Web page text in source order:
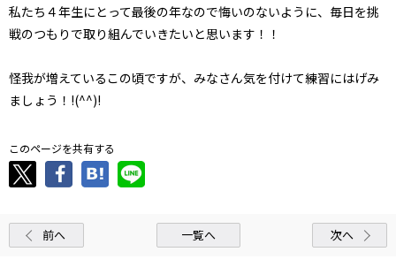
私たち４年生にとって最後の年なので悔いのないように、毎日を挑
戦のつもりで取り組んでいきたいと思います！！
怪我が増えているこの頃ですが、みなさん気を付けて練習にはげみ
ましょう！!(^^)!
このページを共有する
前へ 一覧へ 次へ